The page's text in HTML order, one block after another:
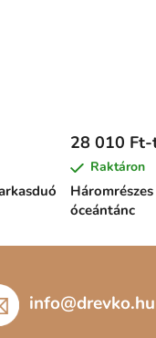
óceántánc
28 010
Raktáron
info@drevko.hu